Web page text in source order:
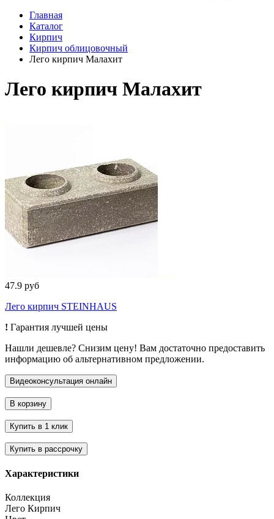
Главная
Каталог
Кирпич
Кирпич облицовочный
Лего кирпич Малахит
Лего кирпич Малахит
47.9 руб
Лего кирпич STEINHAUS
! Гарантия лучшей цены
Нашли дешевле? Снизим цену! Вам достаточно предоставить
информацию об альтернативном предложении.
Характеристики
Коллекция
Лего Кирпич